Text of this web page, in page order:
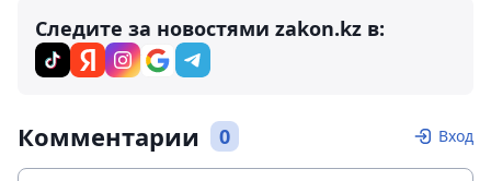
Следите за новостями zakon.kz в:
Комментарии 0 Вход